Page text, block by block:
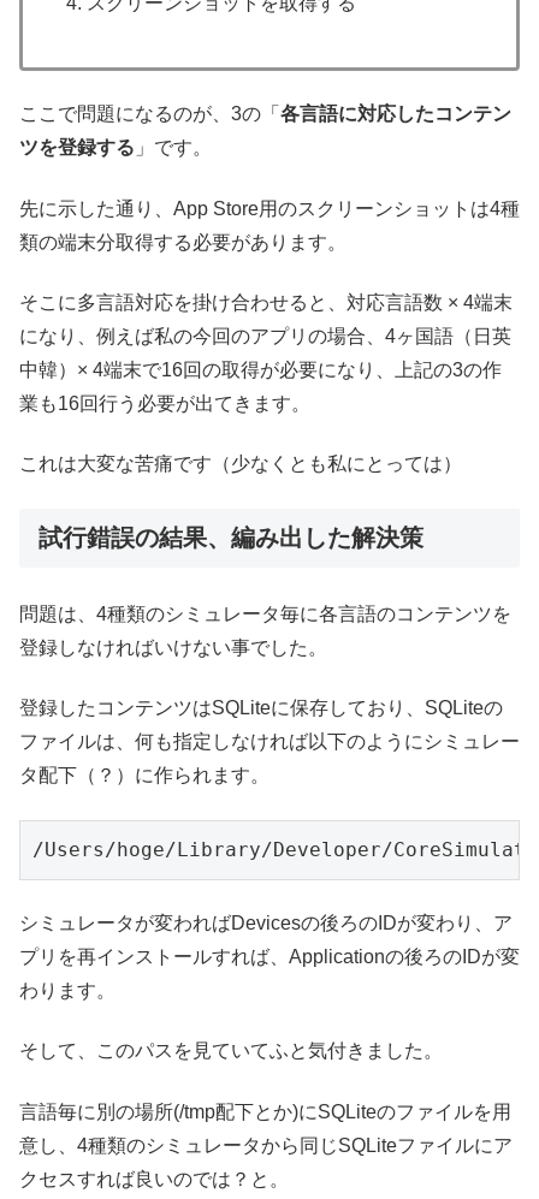
ここで問題になるのが、3の「 各言語に対応したコンテン
ツを登録する 」です。
先に示した通り、App Store用のスクリーンショットは4種
類の端末分取得する必要があります。
そこに多言語対応を掛け合わせると、対応言語数 × 4端末
になり、例えば私の今回のアプリの場合、4ヶ国語（日英
中韓）× 4端末で16回の取得が必要になり、上記の3の作
業も16回行う必要が出てきます。
これは大変な苦痛です（少なくとも私にとっては）
試行錯誤の結果、編み出した解決策
問題は、4種類のシミュレータ毎に各言語のコンテンツを
登録しなければいけない事でした。
登録したコンテンツはSQLiteに保存しており、SQLiteの
ファイルは、何も指定しなければ以下のようにシミュレー
タ配下（？）に作られます。
/Users/hoge/Library/Developer/
シミュレータが変わればDevicesの後ろのIDが変わり、ア
プリを再インストールすれば、Applicationの後ろのIDが変
わります。
そして、このパスを見ていてふと気付きました。
言語毎に別の場所(/tmp配下とか)にSQLiteのファイルを用
意し、4種類のシミュレータから同じSQLiteファイルにア
クセスすれば良いのでは？と。